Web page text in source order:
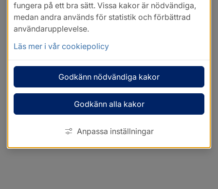
fungera på ett bra sätt. Vissa kakor är nödvändiga,
medan andra används för statistik och förbättrad
användarupplevelse.
Läs mer i vår cookiepolicy
Godkänn nödvändiga kakor
Godkänn alla kakor
Anpassa inställningar